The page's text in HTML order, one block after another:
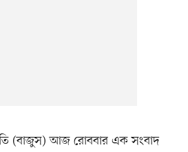
(বাজুস) আজ রোববার এক সংবাদ